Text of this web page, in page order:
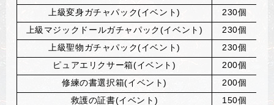
上級変身ガチャパック(イベント) 230個
上級マジックド ー ルガチャパック(イベント) 230個
上級聖物ガチャパック(イベント)
230個
ピュアエリクサー箱(イベント) 200個
修練の書選択箱(イベント) 200個
救護の証書(イベント)
150個